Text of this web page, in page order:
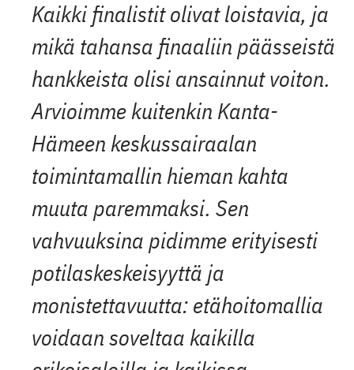
Kaikki finalistit olivat loistavia, ja
mikä tahansa finaaliin päässeistä
hankkeista olisi ansainnut voiton.
Arvioimme kuitenkin Kanta-
Hämeen keskussairaalan
toimintamallin hieman kahta
muuta paremmaksi. Sen
vahvuuksina pidimme erityisesti
potilaskeskeisyyttä ja
monistettavuutta: etähoitomallia
voidaan soveltaa kaikilla